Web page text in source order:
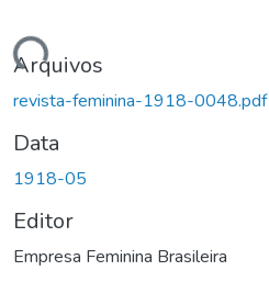
Arquivos
revista-feminina-1918-0048.pdf
Data
1918-05
Editor
Empresa Feminina Brasileira